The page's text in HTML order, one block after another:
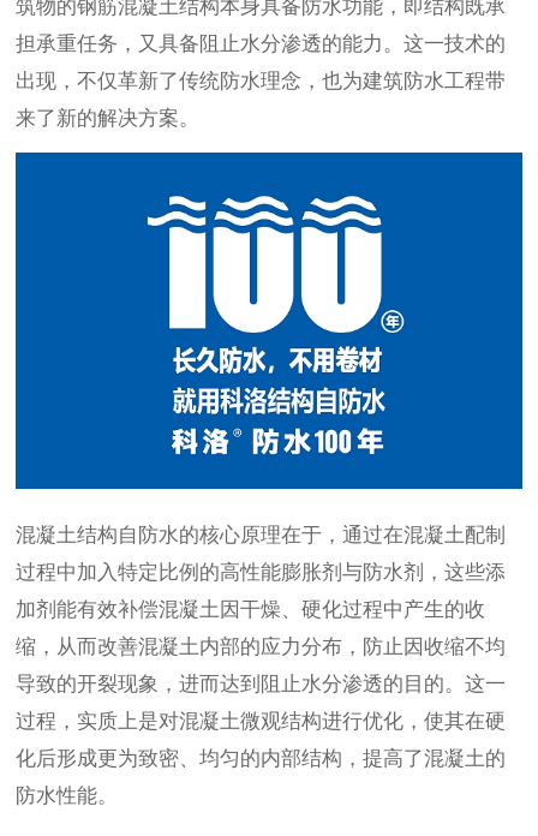
筑物的钢筋混凝土结构本身具备防水功能，即结构既承
担承重任务，又具备阻止水分渗透的能力。这一技术的
出现，不仅革新了传统防水理念，也为建筑防水工程带
来了新的解决方案。
混凝土结构自防水的核心原理在于，通过在混凝土配制
过程中加入特定比例的高性能膨胀剂与防水剂，这些添
加剂能有效补偿混凝土因干燥、硬化过程中产生的收
缩，从而改善混凝土内部的应力分布，防止因收缩不均
导致的开裂现象，进而达到阻止水分渗透的目的。这一
过程，实质上是对混凝土微观结构进行优化，使其在硬
化后形成更为致密、均匀的内部结构，提高了混凝土的
防水性能。